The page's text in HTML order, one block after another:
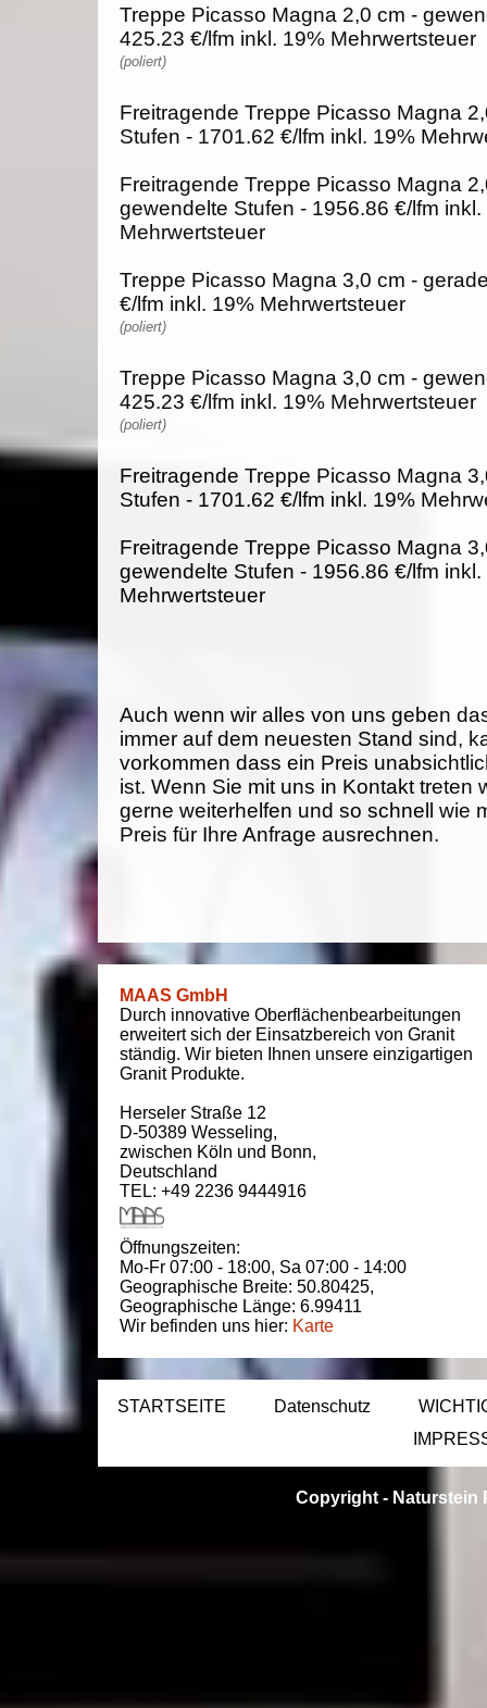
Treppe Picasso Magna 2,0 cm -
425.23 €/lfm inkl. 19% Mehrwertsteuer
(poliert)
Freitragende Treppe Picasso Magna
Stufen - 1701.62 €/lfm inkl. 19%
Freitragende Treppe Picasso Magna
gewendelte Stufen - 1956.86 €/lfm inkl.
Mehrwertsteuer
Treppe Picasso Magna 3,0 cm -
€/lfm inkl. 19% Mehrwertsteuer
(poliert)
Treppe Picasso Magna 3,0 cm -
425.23 €/lfm inkl. 19% Mehrwertsteuer
(poliert)
Freitragende Treppe Picasso Magna
Stufen - 1701.62 €/lfm inkl. 19%
Freitragende Treppe Picasso Magna
gewendelte Stufen - 1956.86 €/lfm inkl.
Mehrwertsteuer
Auch wenn wir alles von uns geben
immer auf dem neuesten Stand sind,
vorkommen dass ein Preis
ist. Wenn Sie mit uns in Kontakt treten
gerne weiterhelfen und so schnell wie
Preis für Ihre Anfrage ausrechnen.
MAAS GmbH
Durch innovative Oberflächenbearbeitungen
erweitert sich der Einsatzbereich von Granit
ständig. Wir bieten Ihnen unsere einzigartigen
Granit Produkte.
Herseler Straße 12
D-50389 Wesseling,
zwischen Köln und Bonn,
Deutschland
TEL: +49 2236 9444916
Öffnungszeiten:
Mo-Fr 07:00 - 18:00, Sa 07:00 - 14:00
Geographische Breite: 50.80425,
Geographische Länge: 6.99411
Wir befinden uns hier: Karte
STARTSEITE Datenschutz
Copyright - Naturstein